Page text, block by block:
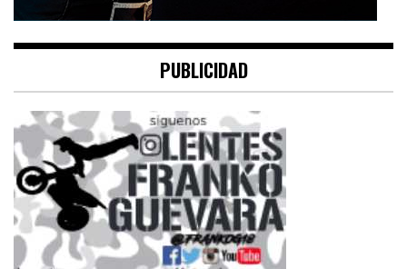
PUBLICIDAD